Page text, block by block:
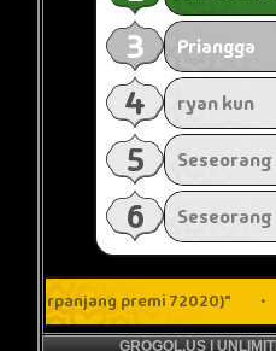
GROGOL.US |